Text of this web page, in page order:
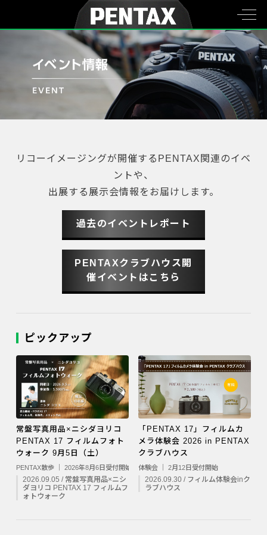
リコーイメージングが開催するPENTAX関連のイベ
ントや、
出展する展示会情報をお届けします。
過去のイベントレポート
PENTAXクラブハウス開
催イベントはこちら
ピックアップ
常盤写真用品×ニシダヨリコ
PENTAX 17 フィルムフォト
ウォーク 9月5日（土）
PENTAX散歩 ｜ 2026年8月6日受付開始
2026.09.05 / 常盤写真用品×ニシ
ダヨリコ PENTAX 17 フィルムフ
ォトウォーク
「PENTAX 17」フィルムカ
メラ体験会 2026 in PENTAX
クラブハウス
体験会 ｜ 2月12日受付開始
2026.09.30 / フィルム体験会inク
ラブハウス